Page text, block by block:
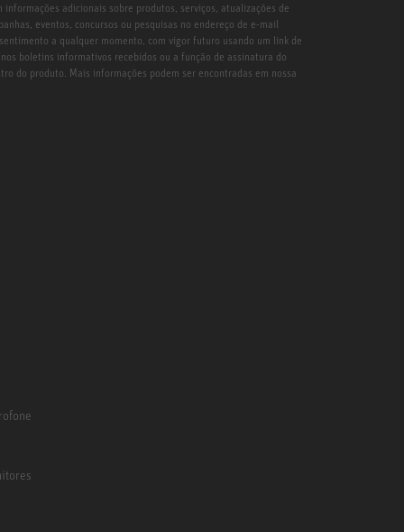
adicionais sobre produtos, serviços, atualizações de
eventos, concursos ou pesquisas no endereço de e-mail
a qualquer momento, com vigor futuro usando um link de
boletins informativos recebidos ou a função de assinatura do
do produto. Mais informações podem ser encontradas em nossa